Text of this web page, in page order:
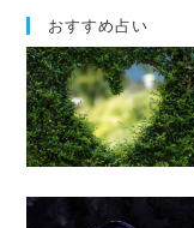
おすすめ占い